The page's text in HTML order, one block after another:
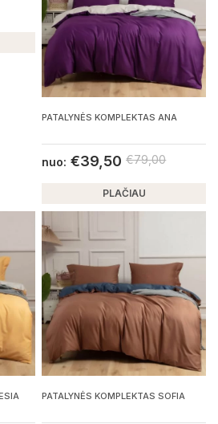
PATALYNĖS KOMPLEKTAS ANA
nuo: €39,50 €79,00
PLAČIAU
PATALYNĖS KOMPLEKTAS SOFIA